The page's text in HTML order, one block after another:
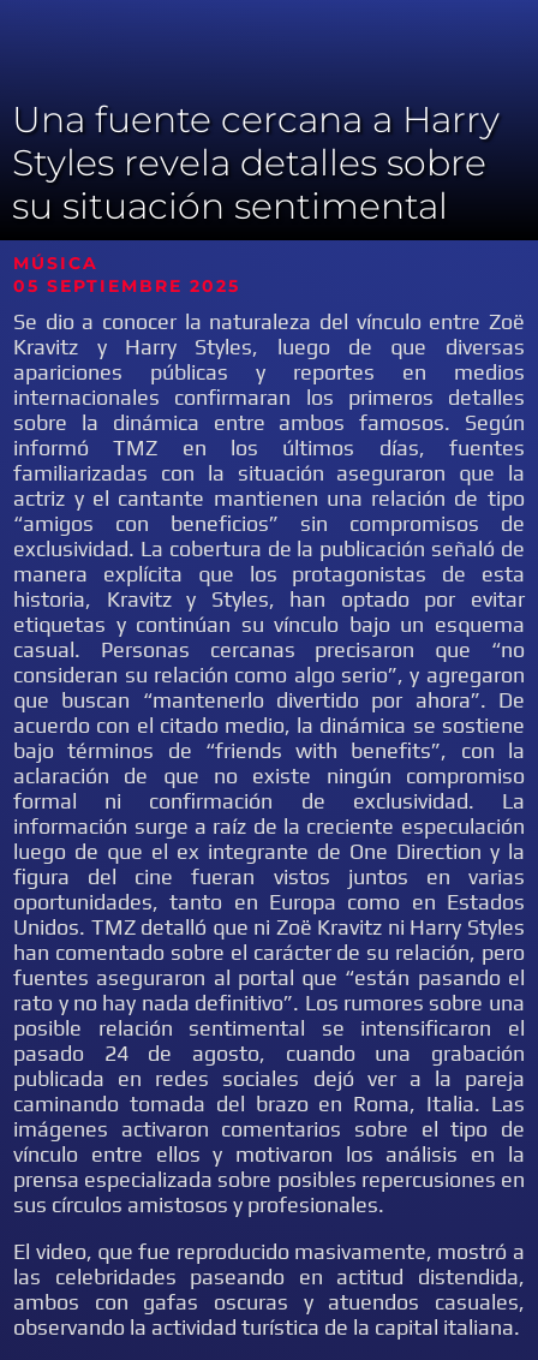
Una fuente cercana a Harry
Styles revela detalles sobre
su situación sentimental
MÚSICA
05 SEPTIEMBRE 2025
Se dio a conocer la naturaleza del vínculo entre Zoë
Kravitz y Harry Styles, luego de que diversas
apariciones públicas y reportes en medios
internacionales confirmaran los primeros detalles
sobre la dinámica entre ambos famosos. Según
informó TMZ en los últimos días, fuentes
familiarizadas con la situación aseguraron que la
actriz y el cantante mantienen una relación de tipo
“amigos con beneficios” sin compromisos de
exclusividad. La cobertura de la publicación señaló de
manera explícita que los protagonistas de esta
historia, Kravitz y Styles, han optado por evitar
etiquetas y continúan su vínculo bajo un esquema
casual. Personas cercanas precisaron que “no
consideran su relación como algo serio”, y agregaron
que buscan “mantenerlo divertido por ahora”. De
acuerdo con el citado medio, la dinámica se sostiene
bajo términos de “friends with benefits”, con la
aclaración de que no existe ningún compromiso
formal ni confirmación de exclusividad. La
información surge a raíz de la creciente especulación
luego de que el ex integrante de One Direction y la
figura del cine fueran vistos juntos en varias
oportunidades, tanto en Europa como en Estados
Unidos. TMZ detalló que ni Zoë Kravitz ni Harry Styles
han comentado sobre el carácter de su relación, pero
fuentes aseguraron al portal que “están pasando el
rato y no hay nada definitivo”. Los rumores sobre una
posible relación sentimental se intensificaron el
pasado 24 de agosto, cuando una grabación
publicada en redes sociales dejó ver a la pareja
caminando tomada del brazo en Roma, Italia. Las
imágenes activaron comentarios sobre el tipo de
vínculo entre ellos y motivaron los análisis en la
prensa especializada sobre posibles repercusiones en
sus círculos amistosos y profesionales.
El video, que fue reproducido masivamente, mostró a
las celebridades paseando en actitud distendida,
ambos con gafas oscuras y atuendos casuales,
observando la actividad turística de la capital italiana.